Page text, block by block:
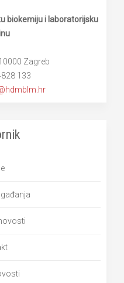
biokemiju i laboratorijsku
Zagreb
133